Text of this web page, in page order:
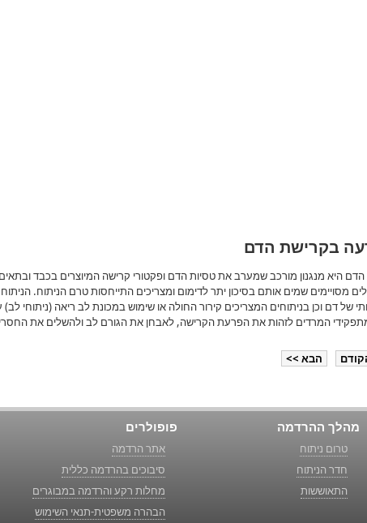
בקרישת הדם
היא מנגנון מורכב שמערב את טסיות הדם ופקטורי קרישה המיוצרים בכבד
מסויימים שמים אותם בסיכון יתר לדימום ומצריכים התייחסות טרם הניתוח.
של דם וכן בניתוחים המצריכים קירור החולה או שימוש במכונת לב ריאה (ניתוחי
המרדים לזהות את הפרעת הקרישה, לאבחן את הגורם לב ולהשלים את
הבא >>
פופולרים
אתר הרדמה
סיבוכים בהרדמה כללית
מחלות רקע והרדמה במבוגרים
הבהרה משפטית-תנאי השימוש
מהלך ההרדמה
טרום ניתוח
חדר הניתוח
התאוששות